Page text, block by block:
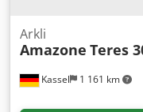
Kassel 1 161 km
Arkli
Amazone Teres